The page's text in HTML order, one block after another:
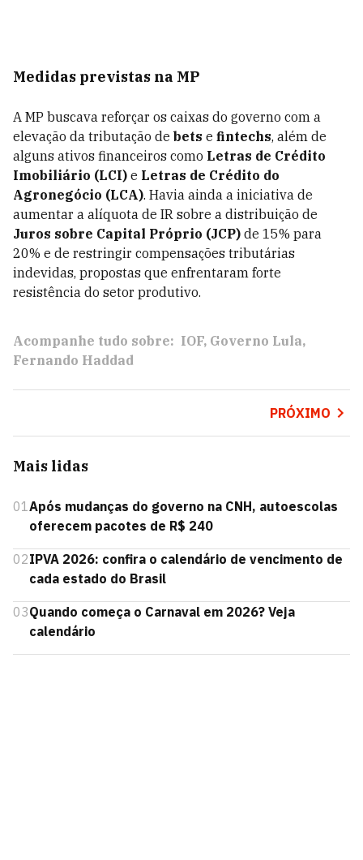
Medidas previstas na MP
A MP buscava reforçar os caixas do governo com a
elevação da tributação de bets e fintechs, além de
alguns ativos financeiros como Letras de Crédito
Imobiliário (LCI) e Letras de Crédito do
Agronegócio (LCA). Havia ainda a iniciativa de
aumentar a alíquota de IR sobre a distribuição de
Juros sobre Capital Próprio (JCP) de 15% para
20% e de restringir compensações tributárias
indevidas, propostas que enfrentaram forte
resistência do setor produtivo.
Acompanhe tudo sobre: IOF Governo Lula
Fernando Haddad
PRÓXIMO
Mais lidas
01Após mudanças do governo na CNH, autoescolas
oferecem pacotes de R$ 240
02IPVA 2026: confira o calendário de vencimento de
cada estado do Brasil
03Quando começa o Carnaval em 2026? Veja
calendário